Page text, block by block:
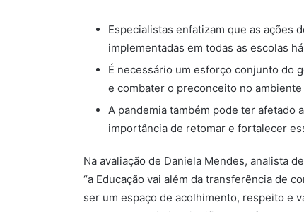
Especialistas enfatizam que as ações
implementadas em todas as escolas
É necessário um esforço conjunto do
e combater o preconceito no ambiente
A pandemia também pode ter afetado
importância de retomar e fortalecer
Na avaliação de Daniela Mendes, analista
“a Educação vai além da transferência de
ser um espaço de acolhimento, respeito e